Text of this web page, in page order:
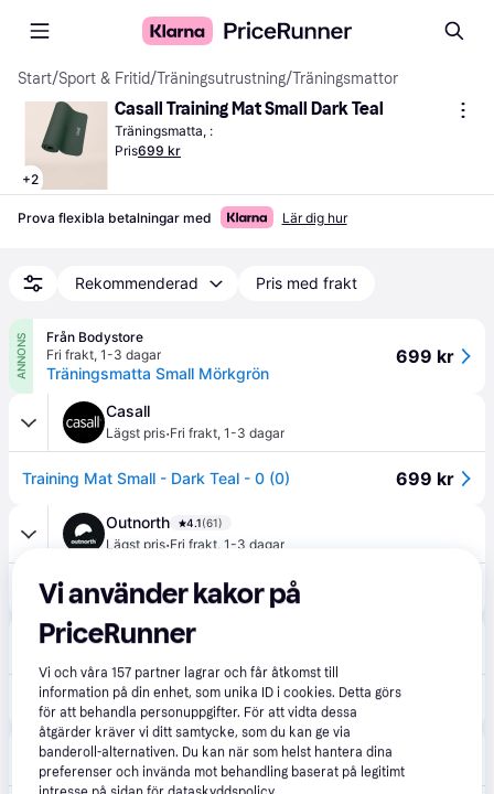
Start/Sport & Fritid/Träningsutrustning/Träningsmattor
+2
Casall Training Mat Small Dark Teal
Träningsmatta, :
Pris699 kr
Prova flexibla betalningar med Lär dig hur
Rekommenderad Pris med frakt
ANNONS
Från Bodystore
Fri frakt, 1-3 dagar
Träningsmatta Small Mörkgrön
699 kr
Casall
Lägst pris·Fri frakt, 1-3 dagar
Training Mat Small - Dark Teal - 0 (0) 699 kr
Outnorth 4.1(61)
Lägst pris·Fri frakt, 1-3 dagar
Casall Training Mat Small Dark Teal, OneSize
Gymgrossisten
Träningsmatta Small Mörkgrön 699 kr
Bodystore
Lägst pris·Fri frakt ,1-3 dagar
Vi använder kakor på
PriceRunner
Vi och våra157 partner lagrar och får åtkomst till
information på din enhet, som unika ID i cookies. Detta görs
för att behandla personuppgifter. För att vidta dessa
åtgärder kräver vi ditt samtycke, som du kan ge via
banderoll-alternativen. Du kan när som helst hantera dina
preferenser och invända mot behandling baserat på legitimt